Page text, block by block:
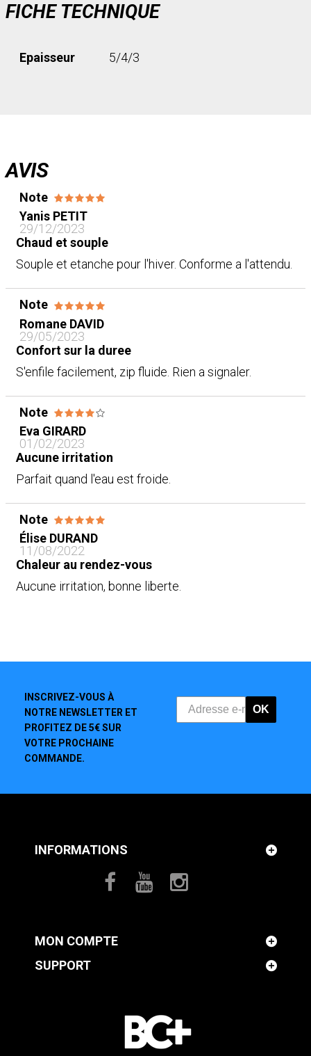
FICHE TECHNIQUE
Epaisseur 5/4/3
AVIS
Note
Yanis PETIT
29/12/2023
Chaud et souple
Souple et etanche pour l'hiver. Conforme a l'attendu.
Note
Romane DAVID
29/05/2023
Confort sur la duree
S'enfile facilement, zip fluide. Rien a signaler.
Note
Eva GIRARD
01/02/2023
Aucune irritation
Parfait quand l'eau est froide.
Note
Élise DURAND
11/08/2022
Chaleur au rendez-vous
Aucune irritation, bonne liberte.
INSCRIVEZ-VOUS À
NOTRE NEWSLETTER ET
PROFITEZ DE 5€ SUR
VOTRE PROCHAINE
COMMANDE.
OK
INFORMATIONS
MON COMPTE
SUPPORT